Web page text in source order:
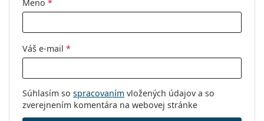
Meno *
Váš e-mail *
Súhlasím so spracovaním vložených údajov a so
zverejnením komentára na webovej stránke